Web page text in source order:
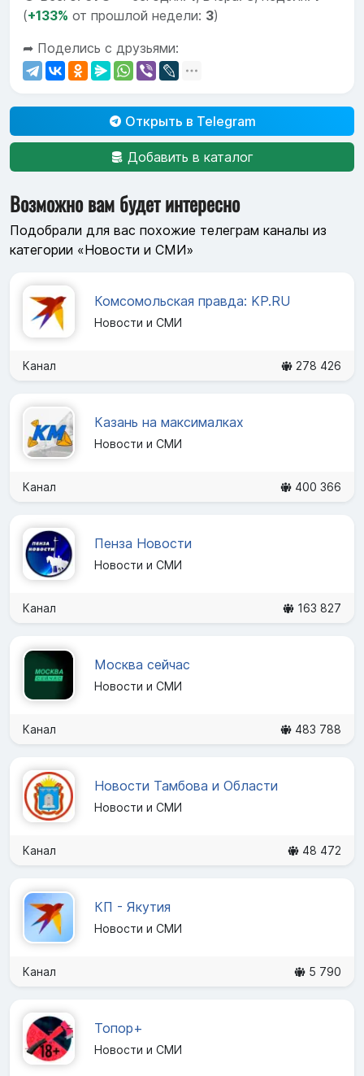
(+133% от прошлой недели: 3)
➦ Поделись с друзьями:
Открыть в Telegram
Добавить в каталог
Возможно вам будет интересно
Подобрали для вас похожие телеграм каналы из
категории «Новости и СМИ»
Комсомольская правда: KP.RU
Новости и СМИ
Канал 278 426
Казань на максималках
Новости и СМИ
Канал 400 366
Пенза Новости
Новости и СМИ
Канал 163 827
Москва сейчас
Новости и СМИ
Канал 483 788
Новости Тамбова и Области
Новости и СМИ
Канал 48 472
КП - Якутия
Новости и СМИ
Канал 5 790
Топор+
Новости и СМИ